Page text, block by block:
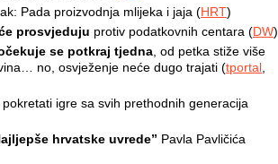
Pada proizvodnja mlijeka i jaja (HRT)
prosvjeduju protiv podatkovnih centara (DW)
se potkraj tjedna , od petka stiže više
no, osvježenje neće dugo trajati (tportal
igre sa svih prethodnih generacija
hrvatske uvrede” Pavla Pavličića